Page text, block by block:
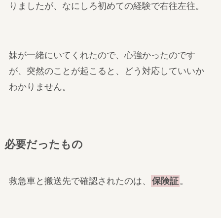
りましたが、なにしろ初めての経験で右往左往。
妹が一緒にいてくれたので、心強かったのです
が、突然のことが起こると、どう対応していいか
わかりません。
必要だったもの
救急車と搬送先で確認されたのは、 保険証 。